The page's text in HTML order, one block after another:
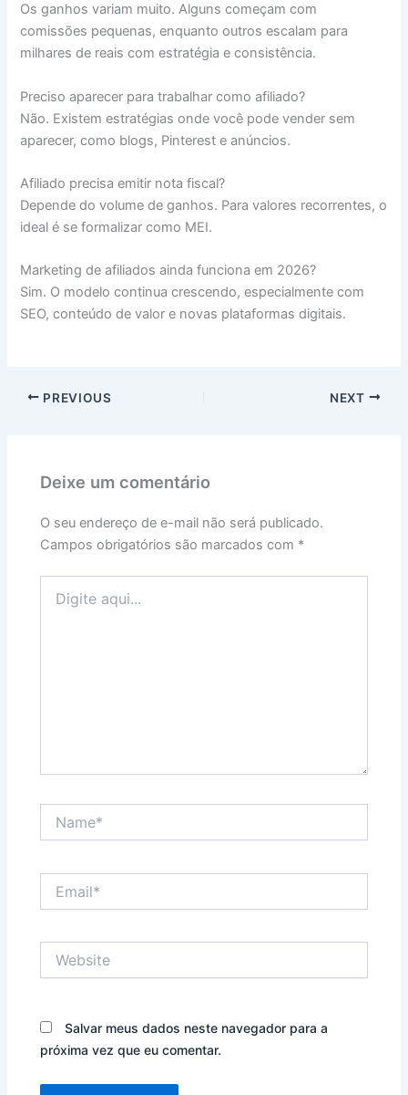
Os ganhos variam muito. Alguns começam com
comissões pequenas, enquanto outros escalam para
milhares de reais com estratégia e consistência.
Preciso aparecer para trabalhar como afiliado?
Não. Existem estratégias onde você pode vender sem
aparecer, como blogs, Pinterest e anúncios.
Afiliado precisa emitir nota fiscal?
Depende do volume de ganhos. Para valores recorrentes, o
ideal é se formalizar como MEI.
Marketing de afiliados ainda funciona em 2026?
Sim. O modelo continua crescendo, especialmente com
SEO, conteúdo de valor e novas plataformas digitais.
PREVIOUS NEXT
Deixe um comentário
O seu endereço de e-mail não será publicado.
Campos obrigatórios são marcados com *
aqui...
Salvar meus dados neste navegador para a
próxima vez que eu comentar.